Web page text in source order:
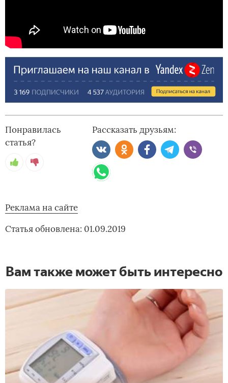
Понравилась
статья?
Рассказать друзьям:
Реклама на сайте
Статья обновлена: 01.09.2019
Вам также может быть интересно